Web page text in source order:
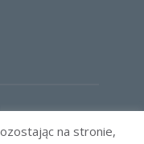
na stronie,